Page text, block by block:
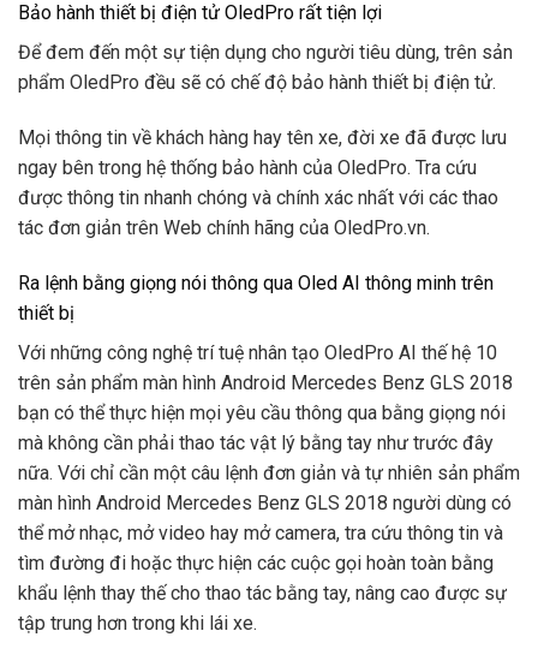
Bảo hành thiết bị điện tử OledPro rất tiện lợi
Để đem đến một sự tiện dụng cho người tiêu dùng, trên sản
phẩm OledPro đều sẽ có chế độ bảo hành thiết bị điện tử.
Mọi thông tin về khách hàng hay tên xe, đời xe đã được lưu
ngay bên trong hệ thống bảo hành của OledPro. Tra cứu
được thông tin nhanh chóng và chính xác nhất với các thao
tác đơn giản trên Web chính hãng của OledPro.vn.
Ra lệnh bằng giọng nói thông qua Oled AI thông minh trên
thiết bị
Với những công nghệ trí tuệ nhân tạo OledPro AI thế hệ 10
trên sản phẩm màn hình Android Mercedes Benz GLS 2018
bạn có thể thực hiện mọi yêu cầu thông qua bằng giọng nói
mà không cần phải thao tác vật lý bằng tay như trước đây
nữa. Với chỉ cần một câu lệnh đơn giản và tự nhiên sản phẩm
màn hình Android Mercedes Benz GLS 2018 người dùng có
thể mở nhạc, mở video hay mở camera, tra cứu thông tin và
tìm đường đi hoặc thực hiện các cuộc gọi hoàn toàn bằng
khẩu lệnh thay thế cho thao tác bằng tay, nâng cao được sự
tập trung hơn trong khi lái xe.